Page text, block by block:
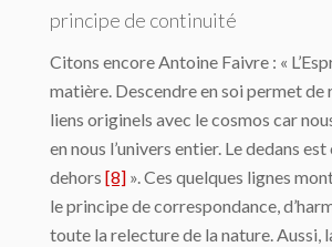
principe de continuité
Citons encore Antoine Faivre : «
matière. Descendre en soi permet de
liens originels avec le cosmos car
en nous l’univers en­tier. Le dedans
dehors [8] ». Ces quelques lignes
le principe de correspondance,
toute la relecture de la nature. Aussi,